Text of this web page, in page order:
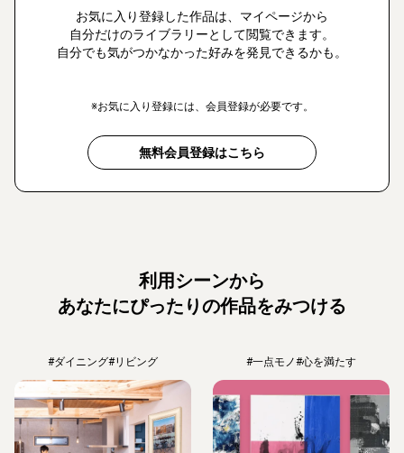
お気に入り登録した作品は、マイページから
自分だけのライブラリーとして閲覧できます。
自分でも気がつかなかった好みを発見できるかも。
※お気に入り登録には、会員登録が必要です。
無料会員登録はこちら
利用シーンから
あなたにぴったりの作品をみつける
#ダイニング#リビング #一点モノ#心を満たす